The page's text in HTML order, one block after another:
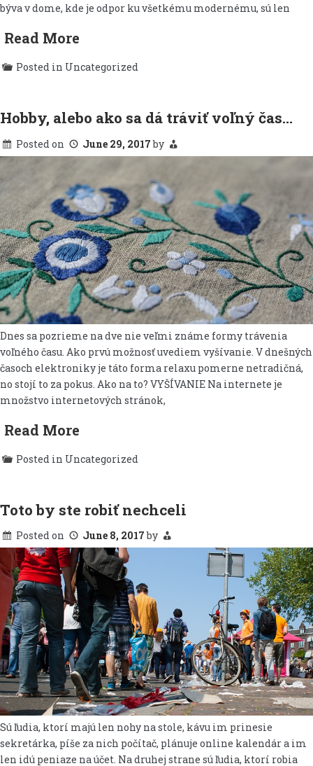
býva v dome, kde je odpor ku všetkému modernému, sú len
Read More
Posted in Uncategorized
Hobby, alebo ako sa dá tráviť voľný čas…
Posted on June 29, 2017by
Dnes sa pozrieme na dve nie veľmi známe formy trávenia
voľného času. Ako prvú možnosť uvediem vyšívanie. V dnešných
časoch elektroniky je táto forma relaxu pomerne netradičná,
no stojí to za pokus. Ako na to? VYŠÍVANIE Na internete je
množstvo internetových stránok,
Read More
Posted in Uncategorized
Toto by ste robiť nechceli
Posted on June 8, 2017by
Sú ľudia, ktorí majú len nohy na stole, kávu im prinesie
sekretárka, píše za nich počítač, plánuje online kalendár a im
len idú peniaze na účet. Na druhej strane sú ľudia, ktorí robia